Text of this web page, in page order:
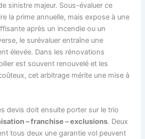
sinistre majeur. Sous-évaluer ce
la prime annuelle, mais expose à une
après un incendie ou un
le surévaluer entraîne une
élevée. Dans les rénovations
est souvent renouvelé et les
cet arbitrage mérite une mise à
devis doit ensuite porter sur le trio
– franchise – exclusions. Deux
tous deux une garantie vol peuvent